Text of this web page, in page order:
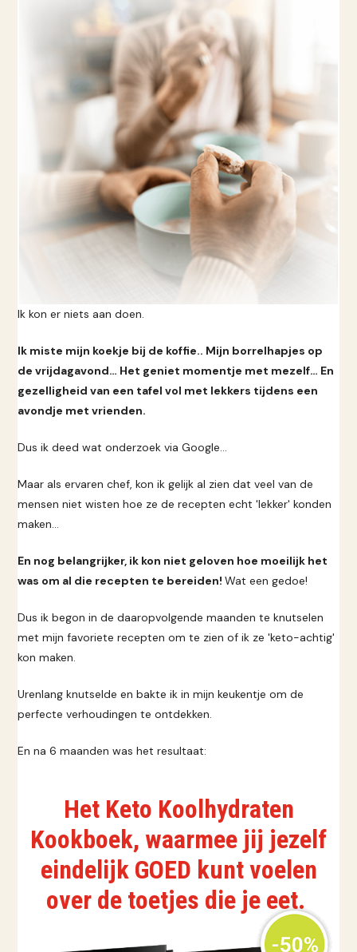
Ik kon er niets aan doen.
Ik miste mijn koekje bij de koffie.. Mijn borrelhapjes op
de vrijdagavond… Het geniet momentje met mezelf… En
gezelligheid van een tafel vol met lekkers tijdens een
avondje met vrienden.
Dus ik deed wat onderzoek via Google…
Maar als ervaren chef, kon ik gelijk al zien dat veel van de
mensen niet wisten hoe ze de recepten echt 'lekker' konden
maken...
En nog belangrijker, ik kon niet geloven hoe moeilijk het
was om al die recepten te bereiden!Wat een gedoe!
Dus ik begon in de daaropvolgende maanden te knutselen
met mijn favoriete recepten om te zien of ik ze 'keto-achtig'
kon maken.
Urenlang knutselde en bakte ik in mijn keukentje om de
perfecte verhoudingen te ontdekken.
En na 6 maanden was het resultaat:
Het Keto Koolhydraten
Kookboek, waarmee jij jezelf
eindelijk GOED kunt voelen
over de toetjes die je eet.